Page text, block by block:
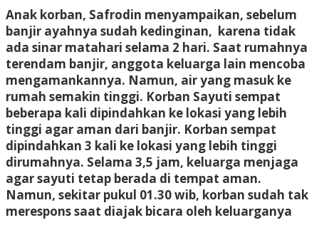
Anak korban, Safrodin menyampaikan, sebelum
banjir ayahnya sudah kedinginan, karena tidak
ada sinar matahari selama 2 hari. Saat rumahnya
terendam banjir, anggota keluarga lain mencoba
mengamankannya. Namun, air yang masuk ke
rumah semakin tinggi. Korban Sayuti sempat
beberapa kali dipindahkan ke lokasi yang lebih
tinggi agar aman dari banjir. Korban sempat
dipindahkan 3 kali ke lokasi yang lebih tinggi
dirumahnya. Selama 3,5 jam, keluarga menjaga
agar sayuti tetap berada di tempat aman.
Namun, sekitar pukul 01.30 wib, korban sudah tak
merespons saat diajak bicara oleh keluarganya